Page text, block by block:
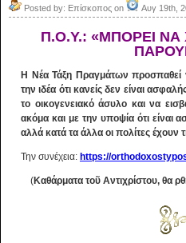
Posted by: Επίσκοπος on Αυγ 19th,
Π.Ο.Υ.: «ΜΠΟΡΕΙ ΝΑ
Η Νέα Τάξη Πραγμάτων προσπαθεί
την ιδέα ότι κανείς δεν είναι
το οικογενειακό άσυλο και να
ακόμα και με την υποψία ότι είναι
αλλά κατά τα άλλα οι πολίτες
Την συνέχεια: https://
(Καθάρματα τοῦ Αντιχρίστου, θα